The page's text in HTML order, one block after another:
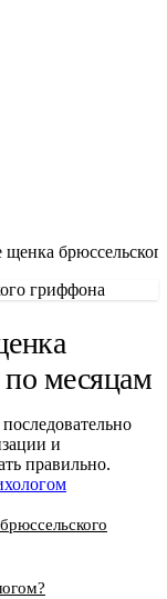
по месяцам
и
правильно.